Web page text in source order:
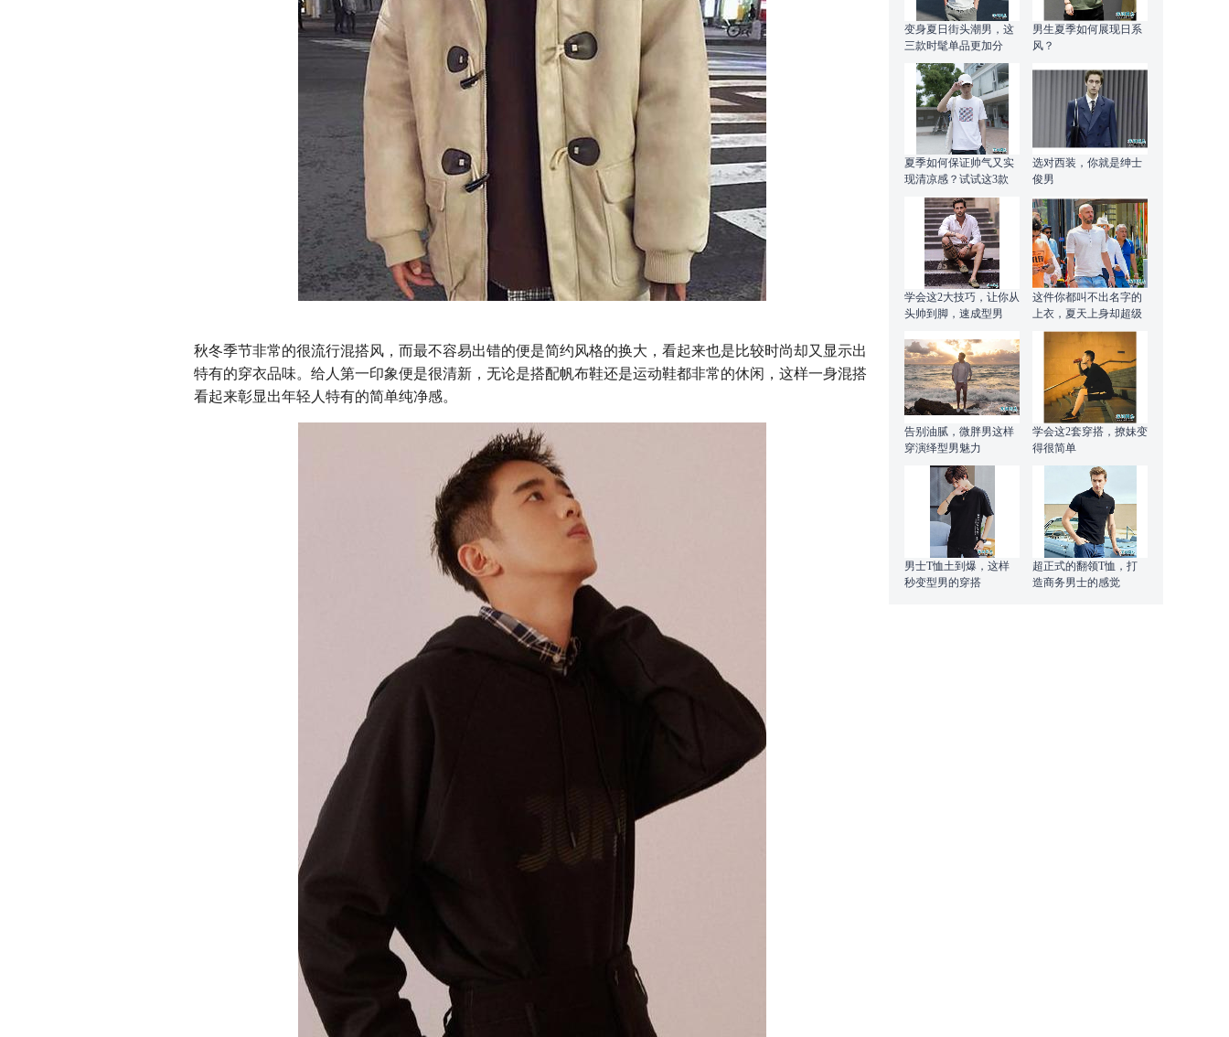
秋冬季节非常的很流行混搭风，而最不容易出错的便是简约风格的换大，看起来也是比较时尚却又显示出
特有的穿衣品味。给人第一印象便是很清新，无论是搭配帆布鞋还是运动鞋都非常的休闲，这样一身混搭
看起来彰显出年轻人特有的简单纯净感。
变身夏日街头潮男，这
三款时髦单品更加分
男生夏季如何展现日系
风？
夏季如何保证帅气又实
现清凉感？试试这3款
选对西装，你就是绅士
俊男
学会这2大技巧，让你从
头帅到脚，速成型男
这件你都叫不出名字的
上衣，夏天上身却超级
有型
告别油腻，微胖男这样
穿演绎型男魅力
学会这2套穿搭，撩妹变
得很简单
男士T恤土到爆，这样
秒变型男的穿搭
超正式的翻领T恤，打
造商务男士的感觉